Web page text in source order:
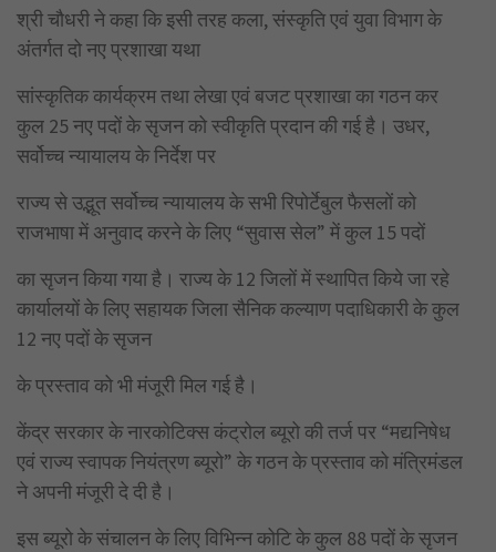
श्री चौधरी ने कहा कि इसी तरह कला, संस्कृति एवं युवा विभाग के
अंतर्गत दो नए प्रशाखा यथा
सांस्कृतिक कार्यक्रम तथा लेखा एवं बजट प्रशाखा का गठन कर
कुल 25 नए पदों के सृजन को स्वीकृति प्रदान की गई है। उधर,
सर्वोच्च न्यायालय के निर्देश पर
राज्य से उद्भूत सर्वोच्च न्यायालय के सभी रिपोर्टेबुल फैसलों को
राजभाषा में अनुवाद करने के लिए “सुवास सेल” में कुल 15 पदों
का सृजन किया गया है। राज्य के 12 जिलों में स्थापित किये जा रहे
कार्यालयों के लिए सहायक जिला सैनिक कल्याण पदाधिकारी के कुल
12 नए पदों के सृजन
के प्रस्ताव को भी मंजूरी मिल गई है।
केंद्र सरकार के नारकोटिक्स कंट्रोल ब्यूरो की तर्ज पर “मद्यनिषेध
एवं राज्य स्वापक नियंत्रण ब्यूरो” के गठन के प्रस्ताव को मंत्रिमंडल
ने अपनी मंजूरी दे दी है।
इस ब्यूरो के संचालन के लिए विभिन्न कोटि के कुल 88 पदों के सृजन